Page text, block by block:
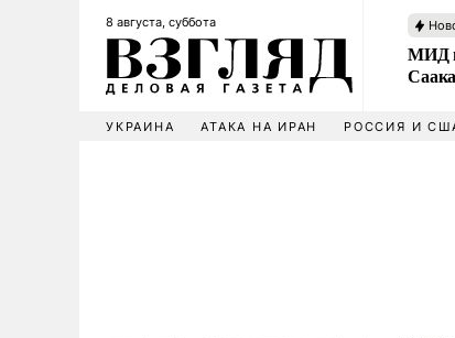
8 августа, суббота
МИД
УКРАИНА АТАКА НА ИРАН РОССИЯ И